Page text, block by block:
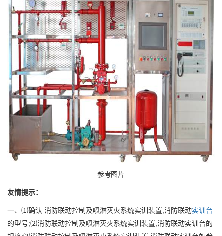
参考图片
友情提示：
一、⑴确认 消防联动控制及喷淋灭火系统实训装置,消防联动实训台
的型号;⑵消防联动控制及喷淋灭火系统实训装置,消防联动实训台的